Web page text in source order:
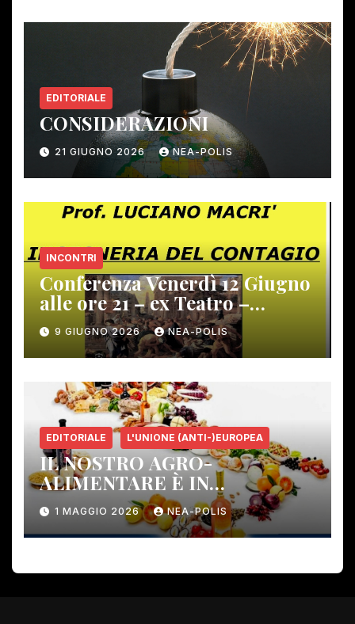
EDITORIALE
CONSIDERAZIONI
21 GIUGNO 2026 NEA-POLIS
INCONTRI
Conferenza Venerdì 12 Giugno
alle ore 21 – ex Teatro –
Gambassi Terme –
9 GIUGNO 2026 NEA-POLIS
EDITORIALE L'UNIONE (ANTI-)EUROPEA
IL NOSTRO AGRO-
ALIMENTARE È IN
PERICOLO!
1 MAGGIO 2026 NEA-POLIS